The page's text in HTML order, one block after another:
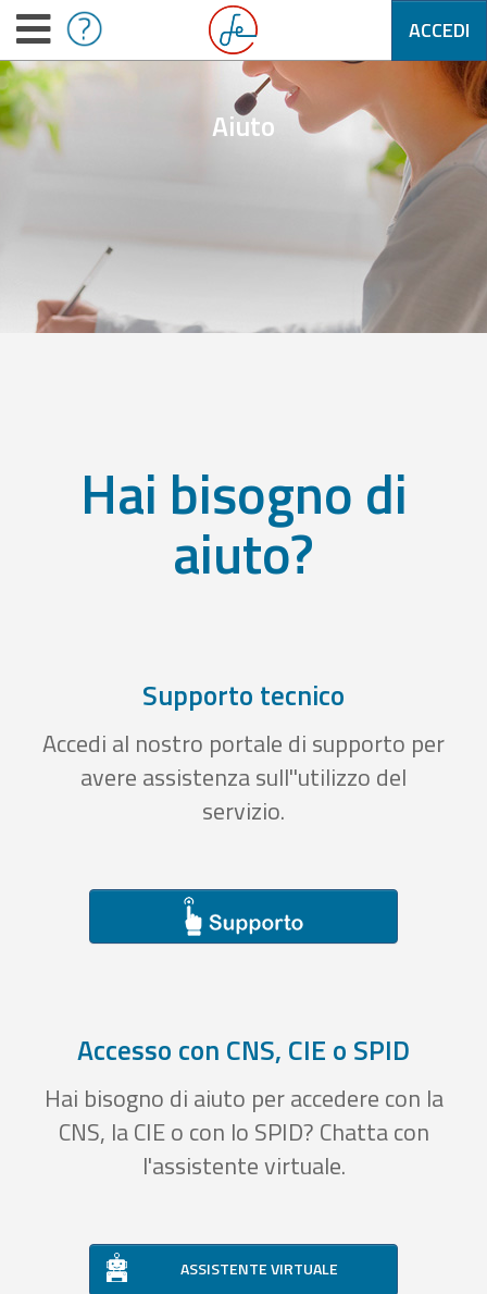
ACCEDI
Aiuto
Hai bisogno di
aiuto?
Supporto tecnico
Accedi al nostro portale di supporto per
avere assistenza sull''utilizzo del
servizio.
Accesso con CNS, CIE o SPID
Hai bisogno di aiuto per accedere con la
CNS, la CIE o con lo SPID? Chatta con
l'assistente virtuale.
ASSISTENTE VIRTUALE